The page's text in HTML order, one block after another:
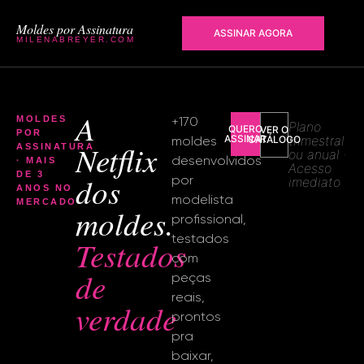
Moldes por Assinatura
MILENABREYER.COM
ASSINAR AGORA
MOLDES
POR
ASSINATURA
· MAIS
DE 3
ANOS NO
MERCADO
A
Netflix
dos
moldes.
Testados
de
verdade
+170
moldes
desenvolvidos
por
modelista
profissional,
testados
com
peças
reais,
prontos
pra
baixar,
QUERO
ASSINAR
VER O
CATÁLOGO
Plano
trimestral
ou anual ·
Acesso
imediato